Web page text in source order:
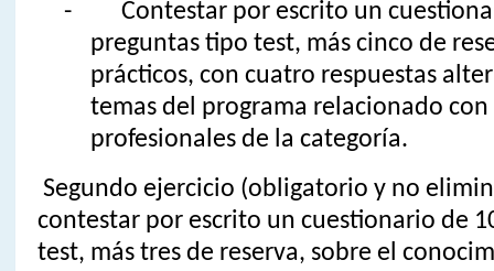
- Contestar por escrito un
preguntas tipo test, más cinco de
prácticos, con cuatro respuestas
temas del programa relacionado
profesionales de la categoría.
Segundo ejercicio (obligatorio y no
contestar por escrito un cuestionario de
test, más tres de reserva, sobre el